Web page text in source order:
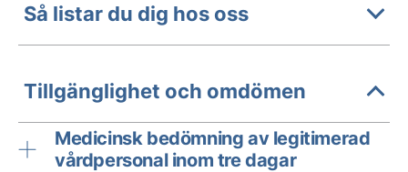
Så listar du dig hos oss
Tillgänglighet och omdömen
Medicinsk bedömning av legitimerad
vårdpersonal inom tre dagar